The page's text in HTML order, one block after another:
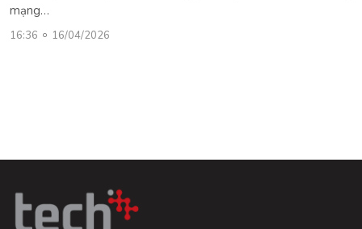
mạng…
16:36 16/04/2026